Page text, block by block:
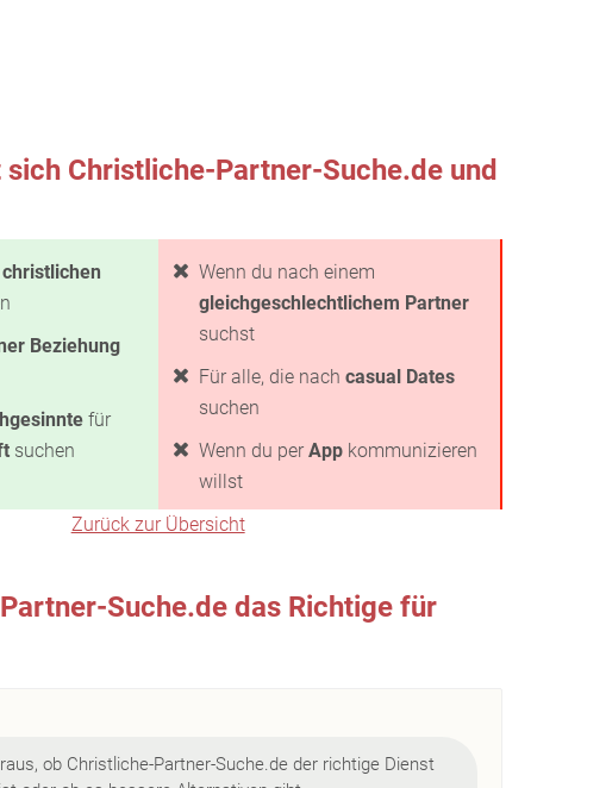
sich Christliche-Partner-Suche.de und
christlichen
Beziehung
für
suchen
Wenn du nach einem
gleichgeschlechtlichem Partner
suchst
Für alle, die nach casual Dates
suchen
Wenn du per App kommunizieren
willst
Zurück zur Übersicht
Suche.de das Richtige für
ob Christliche-Partner-Suche.de der richtige Dienst